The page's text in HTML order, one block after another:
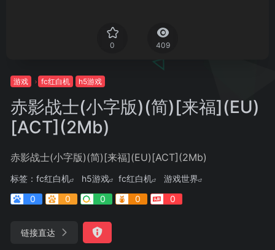
0 409
游戏 fc红白机 h5游戏
赤影战士(小字版)(简)[来福](EU)
[ACT](2Mb)
赤影战士(小字版)(简)[来福](EU)[ACT](2Mb)
标签： fc红白机 h5游戏 fc红白机
游戏世界
0
0 0 0 0
链接直达